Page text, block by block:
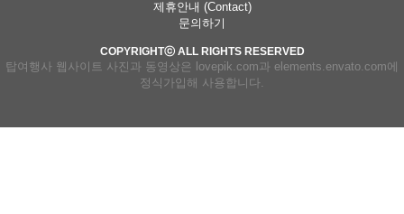
제휴안내 (Contact)
문의하기
COPYRIGHTⓒ ALL RIGHTS RESERVED
탑여행사 웹사이트 사진과 동영상은 lovepik.com과 elements.envato.com에
정식가입해 사용합니다.